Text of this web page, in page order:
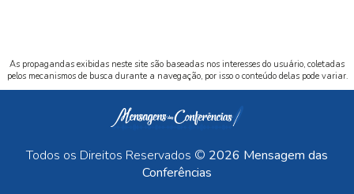
As propagandas exibidas neste site são baseadas nos interesses do usuário, coletadas
pelos mecanismos de busca durante a navegação, por isso o conteúdo delas pode variar.
Todos os Direitos Reservados © 2026 Mensagem das
Conferências